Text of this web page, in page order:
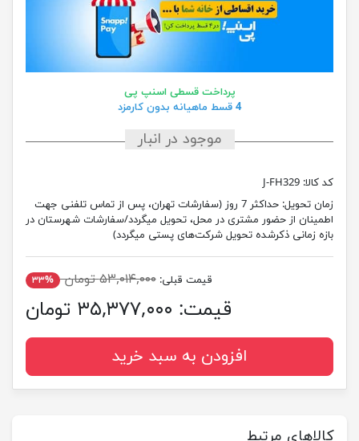
پرداخت قسطی اسنپ پی
4 قسط ماهیانه بدون کارمزد
موجود در انبار
کد کالا: J-FH329
زمان تحویل:
حداکثر 7 روز (سفارشات تهران، پس از تماس تلفنی جهت
اطمینان از حضور مشتری در محل، تحویل میگردد/سفارشات شهرستان در
بازه زمانی ذکرشده تحویل شرکت‌های پستی میگردد)
قیمت قبلی: ۵۳,۰۱۴,۰۰۰ تومان ۳۳%
قیمت: ۳۵,۳۷۷,۰۰۰ تومان
افزودن به سبد خرید
کالاهای مرتبط